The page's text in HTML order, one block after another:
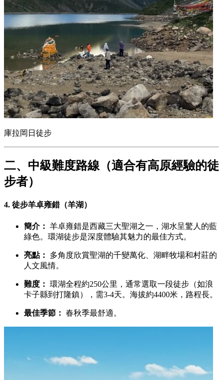
庫拉岡日徒步
二、中級難度路線（適合有高原經驗的徒
步者）
4. 徒步羊卓雍錯（羊湖）
簡介： 羊卓雍錯是西藏三大聖湖之一，湖水呈驚人的藍
綠色。環湖徒步是深度體驗其魅力的最佳方式。
亮點：
多角度欣賞聖湖的千變萬化、湖畔牧場和村莊的
人文風情。
難度： 環湖全程約250公里，通常選取一段徒步（如浪
卡子縣到打隆鎮），需3-4天。海拔約4400米，路程長。
最佳季節： 春秋季最舒適。